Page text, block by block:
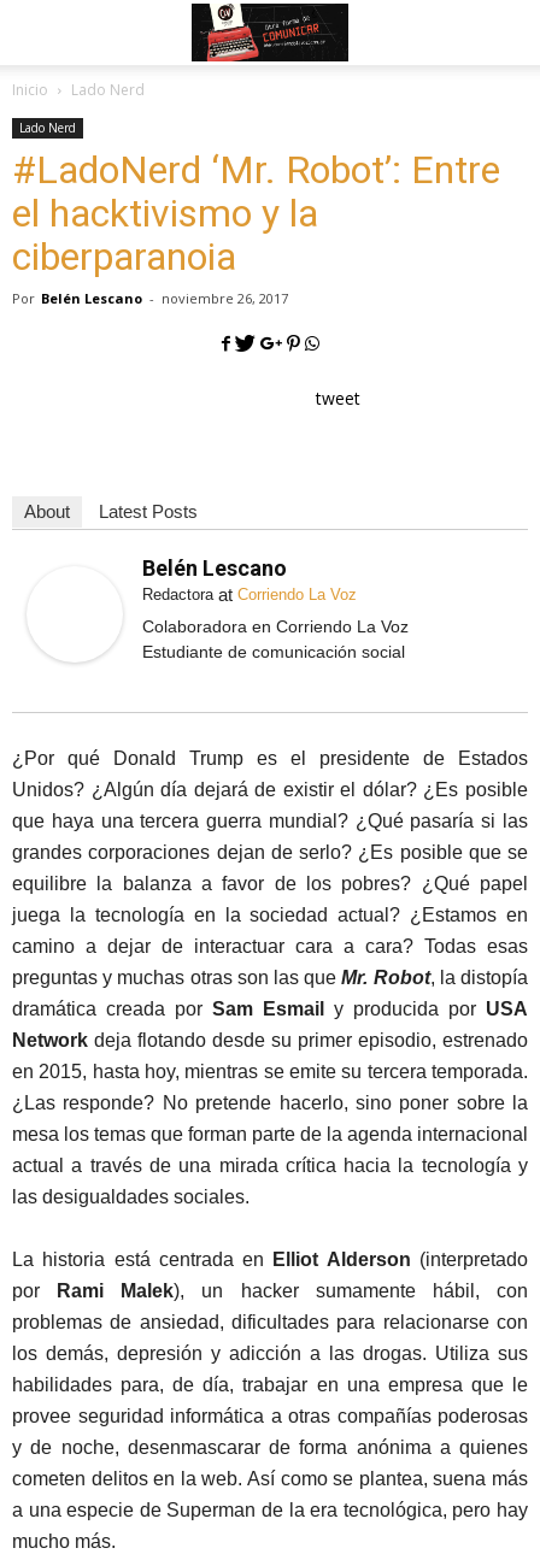
Inicio Lado Nerd
Lado Nerd
#LadoNerd ‘Mr. Robot’: Entre
el hacktivismo y la
ciberparanoia
Por Belén Lescano - noviembre 26, 2017
tweet
About Latest Posts
Belén Lescano
Redactoraat Corriendo La Voz
Colaboradora en Corriendo La Voz
Estudiante de comunicación social
¿Por qué Donald Trump es el presidente de Estados
Unidos? ¿Algún día dejará de existir el dólar? ¿Es posible
que haya una tercera guerra mundial? ¿Qué pasaría si las
grandes corporaciones dejan de serlo? ¿Es posible que se
equilibre la balanza a favor de los pobres? ¿Qué papel
juega la tecnología en la sociedad actual? ¿Estamos en
camino a dejar de interactuar cara a cara? Todas esas
preguntas y muchas otras son las queMr. Robot, la distopía
dramática creada por Sam Esmail y producida por USA
Network deja flotando desde su primer episodio, estrenado
en 2015, hasta hoy, mientras se emite su tercera temporada.
¿Las responde? No pretende hacerlo, sino poner sobre la
mesa los temas que forman parte de la agenda internacional
actual a través de una mirada crítica hacia la tecnología y
las desigualdades sociales.
La historia está centrada en Elliot Alderson (interpretado
por
Rami Malek), un hacker sumamente hábil, con
problemas de ansiedad, dificultades para relacionarse con
los demás, depresión y adicción a las drogas. Utiliza sus
habilidades para, de día, trabajar en una empresa que le
provee seguridad informática a otras compañías poderosas
y de noche, desenmascarar de forma anónima a quienes
cometen delitos en la web. Así como se plantea, suena más
a una especie de Superman de la era tecnológica, pero hay
mucho más.